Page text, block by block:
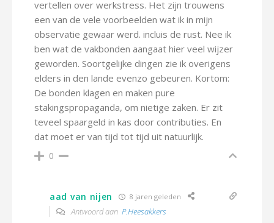
vertellen over werkstress. Het zijn trouwens
een van de vele voorbeelden wat ik in mijn
observatie gewaar werd. incluis de rust. Nee ik
ben wat de vakbonden aangaat hier veel wijzer
geworden. Soortgelijke dingen zie ik overigens
elders in den lande evenzo gebeuren. Kortom:
De bonden klagen en maken pure
stakingspropaganda, om nietige zaken. Er zit
teveel spaargeld in kas door contributies. En
dat moet er van tijd tot tijd uit natuurlijk.
0
aad van nijen 8 jaren geleden
Antwoord aan P.Heesakkers